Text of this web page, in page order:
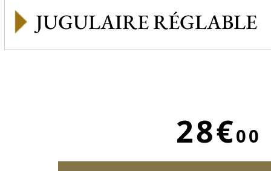
JUGULAIRE RÉGLABLE
28€00